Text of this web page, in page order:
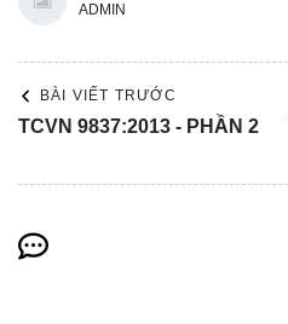
ADMIN
BÀI VIẾT TRƯỚC
TCVN 9837:2013 - PHẦN 2